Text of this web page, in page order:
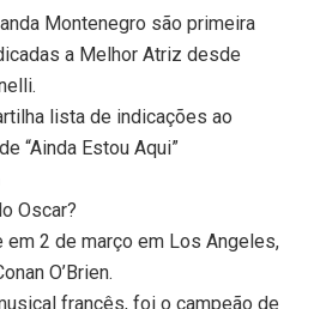
Montenegro são primeira
a Melhor Atriz desde
lista de indicações ao
“Ainda Estou Aqui”
Oscar?
em 2 de março em Los Angeles,
O’Brien.
francês, foi o campeão de